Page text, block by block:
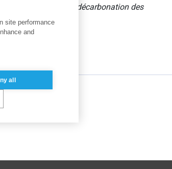
(2025).
Réussir la décarbonation des
site performance
and
all